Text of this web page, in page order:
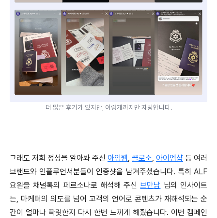
더 많은 후기가 있지만, 이렇게까지만 자랑합니다.
그래도 저희 정성을 알아봐 주신 아임웹, 콜로소, 아이엠샵 등 여러
브랜드와 인플루언서분들이 인증샷을 남겨주셨습니다. 특히 ALF
요원을 채널톡의 페르소나로 해석해 주신브만남 님의 인사이트
는, 마케터의 의도를 넘어 고객의 언어로 콘텐츠가 재해석되는 순
간이 얼마나 짜릿한지 다시 한번 느끼게 해줬습니다. 이번 캠페인